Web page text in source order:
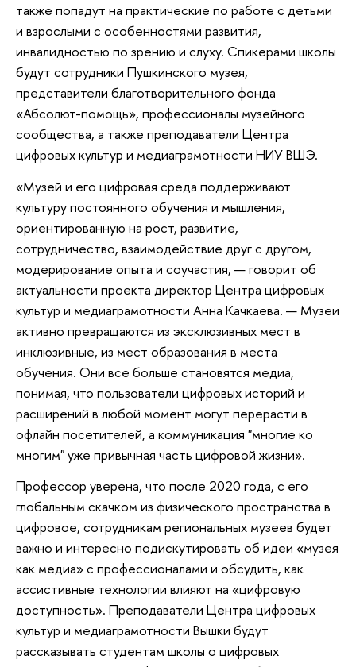
также попадут на практические по работе с детьми
и взрослыми с особенностями развития,
инвалидностью по зрению и слуху. Спикерами школы
будут сотрудники Пушкинского музея,
представители благотворительного фонда
«Абсолют-помощь», профессионалы музейного
сообщества, а также преподаватели Центра
цифровых культур и медиаграмотности НИУ ВШЭ.
«Музей и его цифровая среда поддерживают
культуру постоянного обучения и мышления,
ориентированную на рост, развитие,
сотрудничество, взаимодействие друг с другом,
модерирование опыта и соучастия, — говорит об
актуальности проекта директор Центра цифровых
культур и медиаграмотности Анна Качкаева. — Музеи
активно превращаются из эксклюзивных мест в
инклюзивные, из мест образования в места
обучения. Они все больше становятся медиа,
понимая, что пользователи цифровых историй и
расширений в любой момент могут перерасти в
офлайн посетителей, а коммуникация "многие ко
многим" уже привычная часть цифровой жизни».
Профессор уверена, что после 2020 года, с его
глобальным скачком из физического пространства в
цифровое, сотрудникам региональных музеев будет
важно и интересно подискутировать об идеи «музея
как медиа» с профессионалами и обсудить, как
ассистивные технологии влияют на «цифровую
доступность». Преподаватели Центра цифровых
культур и медиаграмотности Вышки будут
рассказывать студентам школы о цифровых